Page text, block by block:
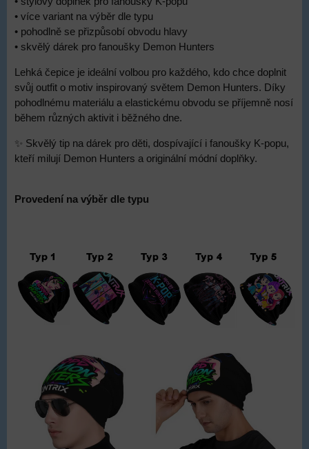
• více variant na výběr dle typu
• pohodlně se přizpůsobí obvodu hlavy
• skvělý dárek pro fanoušky Demon Hunters
Lehká čepice je ideální volbou pro každého, kdo chce doplnit
svůj outfit o motiv inspirovaný světem Demon Hunters. Díky
pohodlnému materiálu a elastickému obvodu se příjemně nosí
během různých aktivit i běžného dne.
✨ Skvělý tip na dárek pro děti, dospívající i fanoušky K-popu,
kteří milují Demon Hunters a originální módní doplňky.
Provedení na výběr dle typu